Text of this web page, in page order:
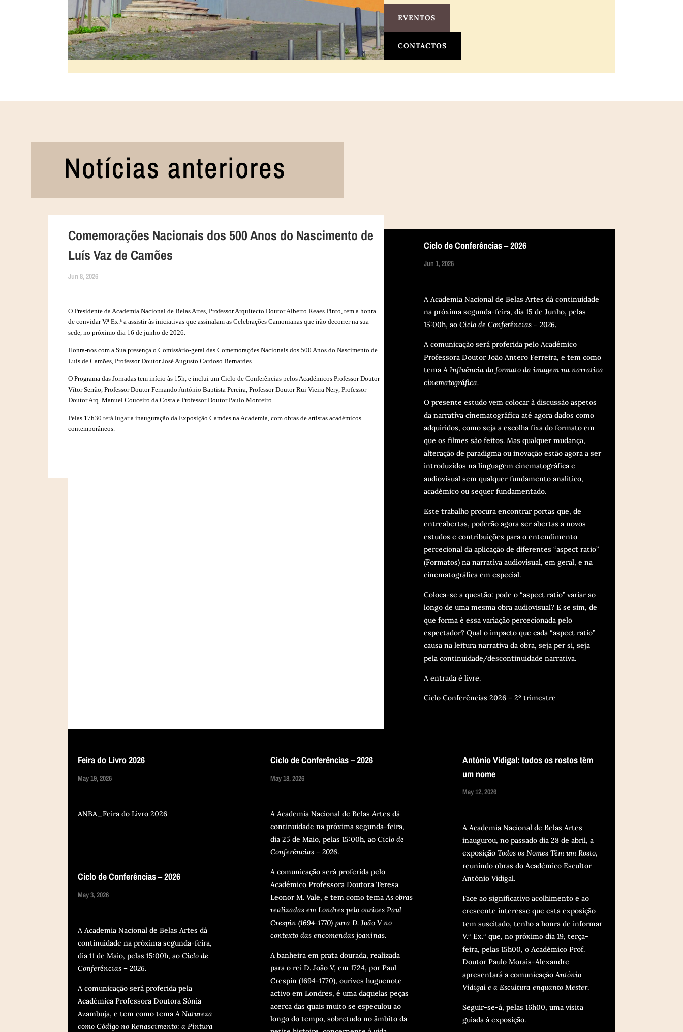
EVENTOS
CONTACTOS
Notícias anteriores
Comemorações Nacionais dos 500 Anos do Nascimento de
Luís Vaz de Camões
Jun 8, 2026
O Presidente da Academia Nacional de Belas Artes, Professor Arquitecto Doutor Alberto Reaes Pinto, tem a honra
de convidar V.ª Ex.ª a assistir às iniciativas que assinalam as Celebrações Camonianas que irão decorrer na sua
sede, no próximo dia 16 de junho de 2026.
Honra-nos com a Sua presença o Comissário-geral das Comemorações Nacionais dos 500 Anos doNascimento de
Luís de Camões, Professor Doutor José Augusto Cardoso Bernardes.
O Programa das Jornadas tem início às 15h , e inclui umCiclo de Conferências pelos Académicos Professor Doutor
Vítor Serrão, Professor Doutor Fernando AntónioBaptista Pereira,Professor Doutor Rui Vieira Nery,Professor
Doutor Arq. Manuel Couceiro da Costae Professor Doutor Paulo Monteiro.
Pelas 17h30terá lugara inauguração da Exposição Camões na Academia,com obras de artistas académicos
contemporâneos.
Ciclo de Conferências – 2026
Jun 1, 2026
A Academia Nacional de Belas Artes dá continuidade
na próxima segunda-feira, dia 15 de Junho, pelas
15:00h, ao Ciclo de Conferências – 2026.
A comunicação será proferida pelo Académico
Professora Doutor João Antero Ferreira, e tem como
temaA Influência do formato da imagem na narrativa
cinematográfica.
O presente estudo vem colocar à discussão aspetos
da narrativa cinematográfica até agora dados como
adquiridos, como seja a escolha fixa do formato em
que os filmes são feitos. Mas qualquer mudança,
alteração de paradigma ou inovação estão agora a ser
introduzidos na linguagem cinematográfica e
audiovisual sem qualquer fundamento analítico,
académico ou sequer fundamentado.
Este trabalho procura encontrar portas que, de
entreabertas, poderão agora ser abertas a novos
estudos e contribuições para o entendimento
percecional da aplicação de diferentes “aspect ratio”
(Formatos) na narrativa audiovisual, em geral, e na
cinematográfica em especial.
Coloca-se a questão: pode o “aspect ratio” variar ao
longo de uma mesma obra audiovisual? E se sim, de
que forma é essa variação percecionada pelo
espectador? Qual o impacto que cada “aspect ratio”
causa na leitura narrativa da obra, seja per si, seja
pela continuidade/descontinuidade narrativa.
A entrada é livre.
Ciclo Conferências 2026 – 2º trimestre
Feira do Livro 2026
May 19, 2026
ANBA_Feira do Livro 2026
Ciclo de Conferências – 2026
May 3, 2026
A Academia Nacional de Belas Artes dá
continuidade na próxima segunda-feira,
dia 11 de Maio, pelas 15:00h, aoCiclo de
Conferências – 2026.
A comunicação será proferida pela
Académica Professora Doutora Sónia
Azambuja, e tem como temaA Natureza
como Código no Renascimento:a Pintura
Ciclo de Conferências – 2026
May 18, 2026
A Academia Nacional de Belas Artes dá
continuidade na próxima segunda-feira,
dia 25 de Maio, pelas 15:00h, ao Ciclo de
Conferências – 2026.
A comunicação será proferida pelo
Académico Professora Doutora Teresa
Leonor M. Vale, e tem como temaAs obras
realizadas em Londres pelo ourives Paul
Crespin (1694-1770) para D. João Vno
contexto das encomendas joaninas.
A banheira em prata dourada, realizada
para o rei D. João V, em 1724, por Paul
Crespin (1694-1770), ourives huguenote
activo em Londres, é uma daquelas peças
acerca das quais muito se especulou ao
longo do tempo, sobretudo no âmbito da
António Vidigal: todos os rostos têm
um nome
May 12, 2026
A Academia Nacional de Belas Artes
inaugurou, no passado dia 28 de abril, a
exposição Todos os Nomes Têm um Rosto,
reunindo obras do Académico Escultor
António Vidigal.
Face ao significativo acolhimento e ao
crescente interesse que esta exposição
tem suscitado, tenho a honra de informar
V.ª Ex.ª que, no próximo dia 19, terça-
feira, pelas 15h00, o Académico Prof.
Doutor Paulo Morais-Alexandre
apresentará a comunicaçãoAntónio
Vidigal e a Escultura enquanto Mester.
Seguir-se-á, pelas 16h00, uma visita
guiada à exposição.